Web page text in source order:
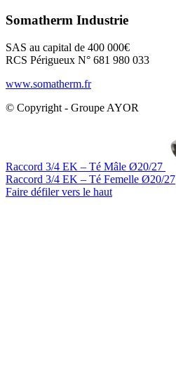
Somatherm Industrie
SAS au capital de 400 000€
RCS Périgueux N° 681 980 033
www.somatherm.fr
© Copyright - Groupe AYOR
Raccord 3/4 EK – Té Mâle Ø20/27
Raccord 3/4 EK – Té Femelle Ø20/27
Faire défiler vers le haut